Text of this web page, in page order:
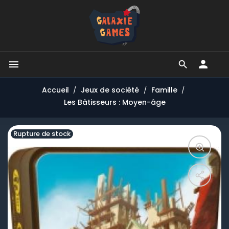


Accueil Jeux de société
Famille
Les Bâtisseurs : Moyen-âge
Rupture de stock